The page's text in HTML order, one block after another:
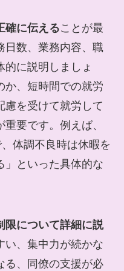
確に伝えることが最
日数、業務内容、職
に説明しましょ
か、短時間での就労
慮を受けて就労して
要です。例えば、
体調不良時は休暇を
」といった具体的な
限について詳細に説
い、集中力が続かな
る、同僚の支援が必